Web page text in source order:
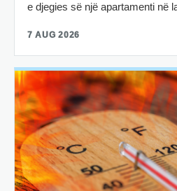
e djegies së një apartamenti në
7 AUG 2026